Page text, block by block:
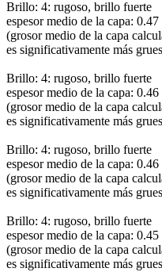
Brillo: 4: rugoso, brillo fuerte
espesor medio de la capa:
(grosor medio de la capa
es significativamente más
Brillo: 4: rugoso, brillo fuerte
espesor medio de la capa:
(grosor medio de la capa
es significativamente más
Brillo: 4: rugoso, brillo fuerte
espesor medio de la capa:
(grosor medio de la capa
es significativamente más
Brillo: 4: rugoso, brillo fuerte
espesor medio de la capa:
(grosor medio de la capa
es significativamente más